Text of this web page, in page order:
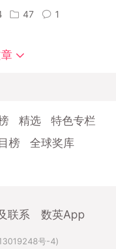
47 1
精选
特色专栏
榜
全球奖库
联系 数英App
号-4)